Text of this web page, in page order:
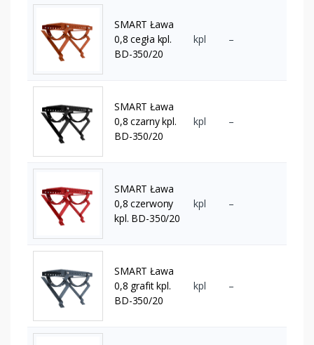
SMART Ława
0,8 cegła kpl.
BD-350/20
kpl –
SMART Ława
0,8 czarny kpl.
BD-350/20
kpl –
SMART Ława
0,8 czerwony
kpl. BD-350/20
kpl –
SMART Ława
0,8 grafit kpl.
BD-350/20
kpl –